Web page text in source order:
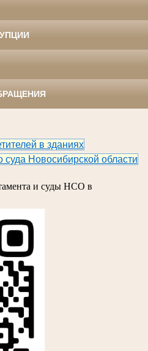
в зданиях
суда Новосибирской области
и суды НСО в